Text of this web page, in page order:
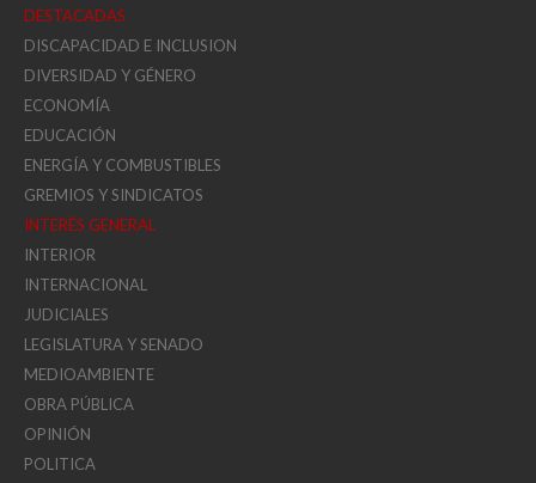
DESTACADAS
DISCAPACIDAD E INCLUSION
DIVERSIDAD Y GÉNERO
ECONOMÍA
EDUCACIÓN
ENERGÍA Y COMBUSTIBLES
GREMIOS Y SINDICATOS
INTERÉS GENERAL
INTERIOR
INTERNACIONAL
JUDICIALES
LEGISLATURA Y SENADO
MEDIOAMBIENTE
OBRA PÚBLICA
OPINIÓN
POLITICA